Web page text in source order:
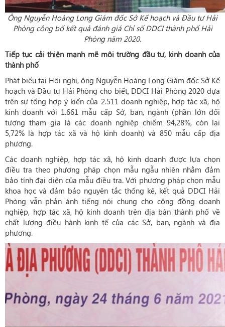
Ông Nguyễn Hoàng Long Giám đốc Sở Kế hoạch và Đầu tư Hải
Phòng công bố kết quả đánh giá Chỉ số DDCI thành phố Hải
Phòng năm 2020.
Tiếp tục cải thiện mạnh mẽ môi trường đầu tư, kinh doanh của
thành phố
Phát biểu tại Hội nghị, ông Nguyễn Hoàng Long Giám đốc Sở Kế
hoạch và Đầu tư Hải Phòng cho biết, DDCI Hải Phòng 2020 dựa
trên sự tổng hợp ý kiến của 2.511 doanh nghiệp, hợp tác xã, hộ
kinh doanh với 1.661 mẫu cấp Sở, ban, ngành (phần lớn đối
tượng tham gia là các doanh nghiệp chiếm 94,28%, còn lại
5,72% là hợp tác xã và hộ kinh doanh) và 850 mẫu cấp địa
phương.
Các doanh nghiệp, hợp tác xã, hộ kinh doanh được lựa chọn
điều tra theo phương pháp chọn mẫu ngẫu nhiên nhằm đảm
bảo tính đại diện của mẫu điều tra. Với phương pháp chọn mẫu
khoa học và đảm bảo nguyên tắc thống kê, kết quả DDCI Hải
Phòng vẫn phản ánh tiếng nói chung cho cộng đồng doanh
nghiệp, hợp tác xã, hộ kinh doanh trên địa bàn thành phố về
chất lượng điều hành kinh tế của các Sở, ban, ngành và địa
phương.